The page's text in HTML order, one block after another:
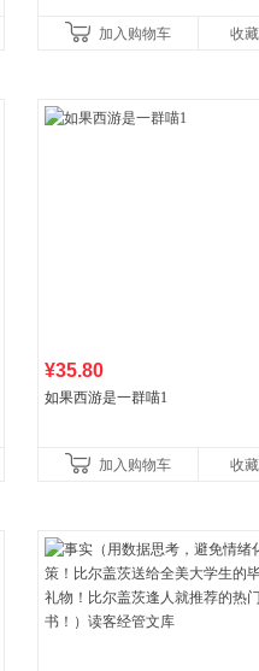
国青年出版社加入购物车 收藏
¥35.80
如果西游是一群喵1
加入购物车 收藏